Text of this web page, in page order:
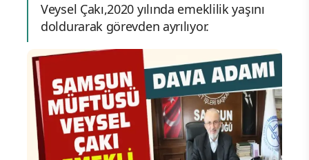
Veysel Çakı,2020 yılında emeklilik yaşını
doldurarak görevden ayrılıyor.